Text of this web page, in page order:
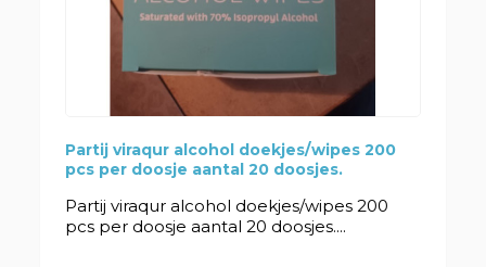
Partij viraqur alcohol doekjes/wipes 200
pcs per doosje aantal 20 doosjes.
Partij viraqur alcohol doekjes/wipes 200
pcs per doosje aantal 20 doosjes....